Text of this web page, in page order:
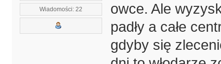
Wiadomości: 22
owce. Ale
padły a całe
gdyby się